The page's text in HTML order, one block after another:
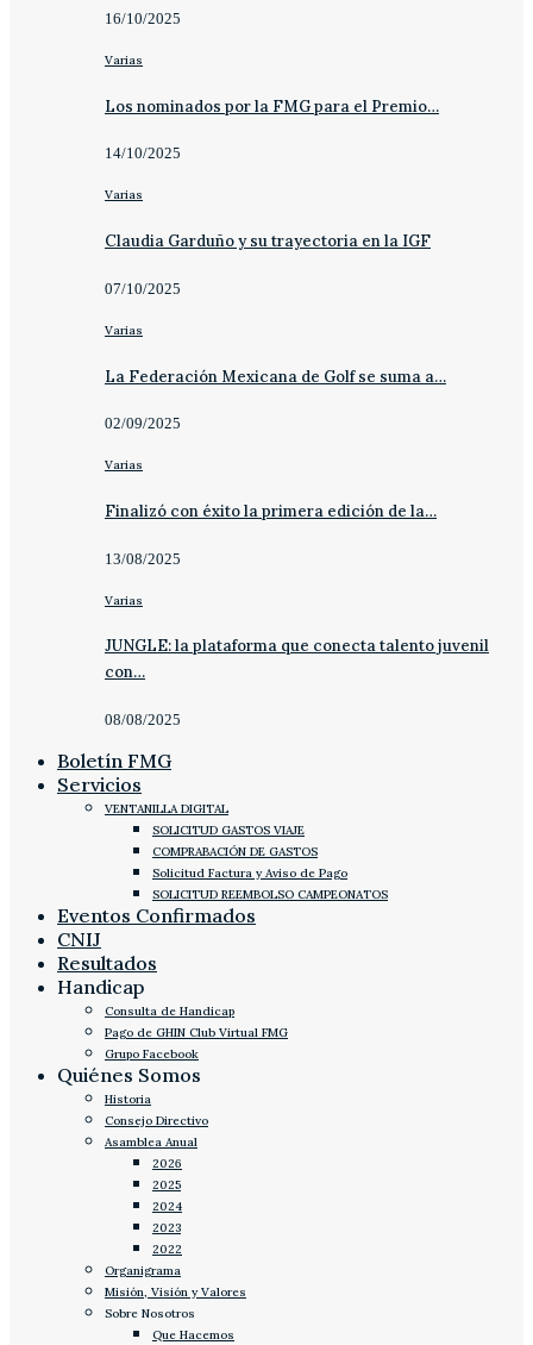
16/10/2025
Varias
Los nominados por la FMG para el Premio…
14/10/2025
Varias
Claudia Garduño y su trayectoria en la IGF
07/10/2025
Varias
La Federación Mexicana de Golf se suma a…
02/09/2025
Varias
Finalizó con éxito la primera edición de la…
13/08/2025
Varias
JUNGLE: la plataforma que conecta talento juvenil
con…
08/08/2025
Boletín FMG
Servicios
VENTANILLA DIGITAL
SOLICITUD GASTOS VIAJE
COMPRABACIÓN DE GASTOS
Solicitud Factura y Aviso de Pago
SOLICITUD REEMBOLSO CAMPEONATOS
Eventos Confirmados
CNIJ
Resultados
Handicap
Consulta de Handicap
Pago de GHIN Club Virtual FMG
Grupo Facebook
Quiénes Somos
Historia
Consejo Directivo
Asamblea Anual
2026
2025
2024
2023
2022
Organigrama
Misión, Visión y Valores
Sobre Nosotros
Que Hacemos